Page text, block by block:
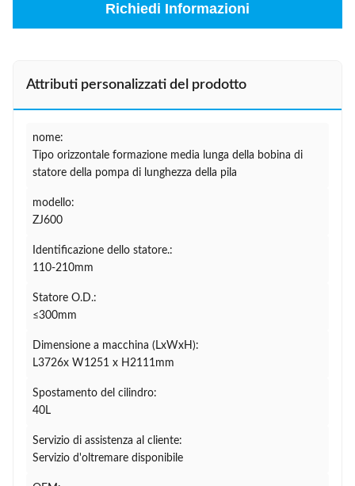
Richiedi Informazioni
Attributi personalizzati del prodotto
nome:
Tipo orizzontale formazione media lunga della bobina di
statore della pompa di lunghezza della pila
modello:
ZJ600
Identificazione dello statore.:
110-210mm
Statore O.D.:
≤300mm
Dimensione a macchina (LxWxH):
L3726x W1251 x H2111mm
Spostamento del cilindro:
40L
Servizio di assistenza al cliente:
Servizio d'oltremare disponibile